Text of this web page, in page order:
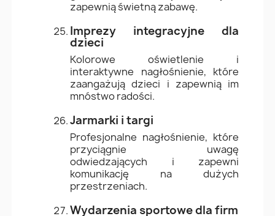
zapewnią świetną zabawę.
Imprezy integracyjne dla
dzieci
Kolorowe oświetlenie i
interaktywne nagłośnienie, które
zaangażują dzieci i zapewnią im
mnóstwo radości.
Jarmarki i targi
Profesjonalne nagłośnienie, które
przyciągnie uwagę
odwiedzających i zapewni
komunikację na dużych
przestrzeniach.
Wydarzenia sportowe dla firm